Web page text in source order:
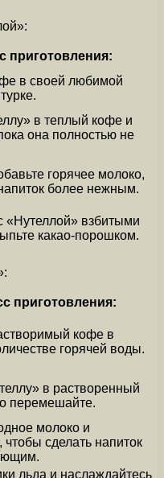
приготовления:
в своей любимой
в теплый кофе и
она полностью не
горячее молоко,
более нежным.
«Нутеллой» взбитыми
какао-порошком.
приготовления:
кофе в
горячей воды.
в растворенный
перемешайте.
молоко и
сделать напиток
льда и наслаждайтесь